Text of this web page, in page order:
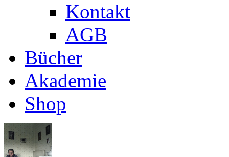
Kontakt
AGB
Bücher
Akademie
Shop